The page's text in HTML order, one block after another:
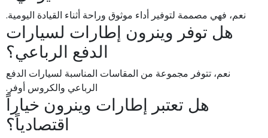
نعم، فهي مصممة لتوفير أداء موثوق وراحة أثناء القيادة اليومية.
هل توفر وينرون إطارات لسيارات
الدفع الرباعي؟
نعم، تتوفر مجموعة من المقاسات المناسبة لسيارات الدفع
الرباعي والكروس أوفر.
هل تعتبر إطارات وينرون خياراً
اقتصادياً؟